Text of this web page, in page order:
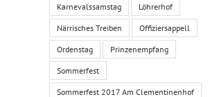
Karnevalssamstag Löhrerhof
Närrisches Treiben Offiziersappell
Ordenstag Prinzenempfang
Sommerfest
Sommerfest 2017 Am Clementinenhof